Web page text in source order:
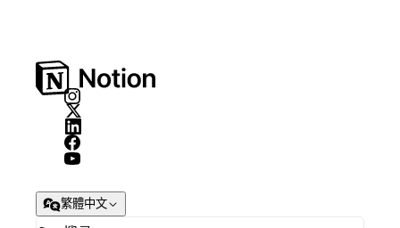
繁體中文